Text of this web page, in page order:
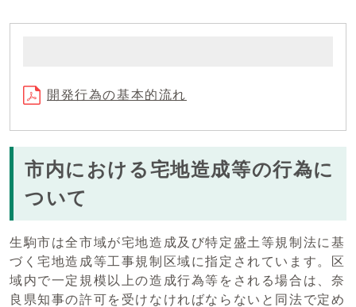
開発行為の基本的流れ
市内における宅地造成等の行為に
ついて
生駒市は全市域が宅地造成及び特定盛土等規制法に基
づく宅地造成等工事規制区域に指定されています。区
域内で一定規模以上の造成行為等をされる場合は、奈
良県知事の許可を受けなければならないと同法で定め